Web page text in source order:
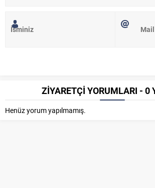
ZİYARETÇİ YORUMLARI - 0
Henüz yorum yapılmamış.